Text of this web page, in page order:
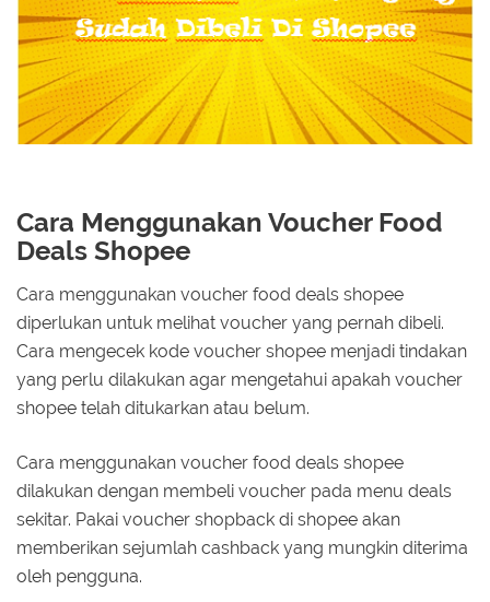
Cara Menggunakan Voucher Food
Deals Shopee
Cara menggunakan voucher food deals shopee
diperlukan untuk melihat voucher yang pernah dibeli.
Cara mengecek kode voucher shopee menjadi tindakan
yang perlu dilakukan agar mengetahui apakah voucher
shopee telah ditukarkan atau belum.
Cara menggunakan voucher food deals shopee
dilakukan dengan membeli voucher pada menu deals
sekitar. Pakai voucher shopback di shopee akan
memberikan sejumlah cashback yang mungkin diterima
oleh pengguna.